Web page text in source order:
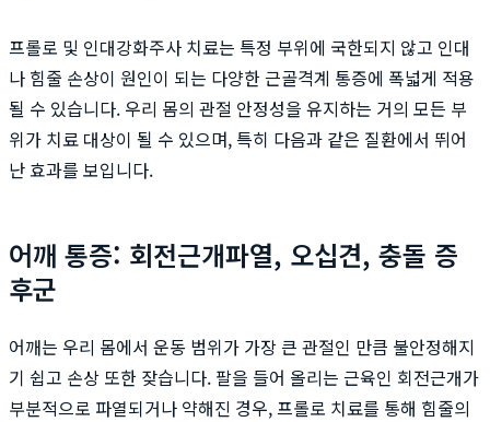
프롤로 및 인대강화주사 치료는 특정 부위에 국한되지 않고 인대
나 힘줄 손상이 원인이 되는 다양한 근골격계 통증에 폭넓게 적용
될 수 있습니다. 우리 몸의 관절 안정성을 유지하는 거의 모든 부
위가 치료 대상이 될 수 있으며, 특히 다음과 같은 질환에서 뛰어
난 효과를 보입니다.
어깨 통증: 회전근개파열, 오십견, 충돌 증
후군
어깨는 우리 몸에서 운동 범위가 가장 큰 관절인 만큼 불안정해지
기 쉽고 손상 또한 잦습니다. 팔을 들어 올리는 근육인 회전근개가
부분적으로 파열되거나 약해진 경우, 프롤로 치료를 통해 힘줄의